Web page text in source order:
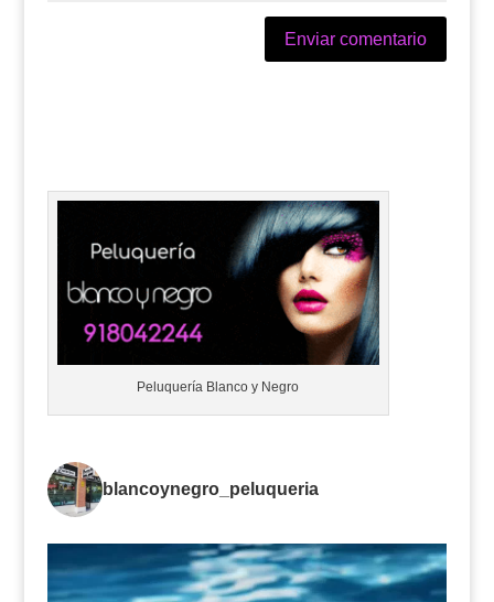
Peluquería Blanco y Negro
blancoynegro_peluqueria